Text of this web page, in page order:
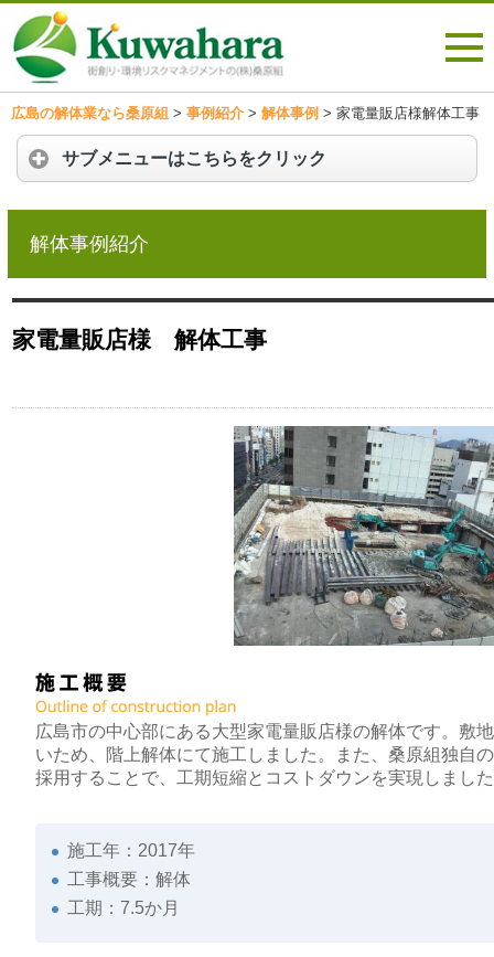
広島の解体業なら桑原組 > 事例紹介 > 解体事例 > 家電量販店様解体工事
サブメニューはこちらをクリック
解体事例紹介
家電量販店様 解体工事
広島市の中心部にある大型家電量販店様の解体です。敷
いため、階上解体にて施工しました。また、桑原組独自
採用することで、工期短縮とコストダウンを実現しまし
施工年：2017年
工事概要：解体
工期：7.5か月